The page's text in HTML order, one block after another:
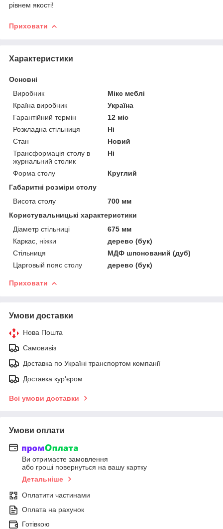
рівнем якості!
Приховати
Характеристики
Основні
Виробник
Мікс меблі
Країна виробник
Україна
Гарантійний термін
12 міс
Розкладна стільниця
Ні
Стан
Новий
Трансформація столу в
журнальний столик
Ні
Форма столу
Круглий
Габаритні розміри столу
Висота столу
700 мм
Користувальницькі характеристики
Діаметр стільниці
675 мм
Каркас, ніжки
дерево (бук)
Стільниця
МДФ шпонований (дуб)
Царговый пояс столу
дерево (бук)
Приховати
Умови доставки
Нова Пошта
Самовивіз
Доставка по Україні транспортом компанії
Доставка кур'єром
Всі умови доставки
Умови оплати
Ви отримаєте замовлення
або гроші повернуться на вашу картку
Детальніше
Оплатити частинами
Оплата на рахунок
Готівкою